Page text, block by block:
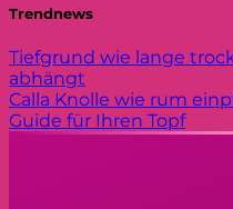
Trendnews
Tiefgrund wie lange
abhängt
Calla Knolle wie rum
Guide für Ihren Topf